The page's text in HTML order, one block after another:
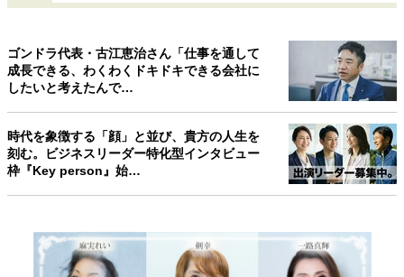
ゴンドラ代表・古江恵治さん「仕事を通して
成長できる、わくわくドキドキできる会社に
したいと考えたんで…
時代を象徴する「顔」と並び、貴方の人生を
刻む。ビジネスリーダー特化型インタビュー
枠『Key person』始…